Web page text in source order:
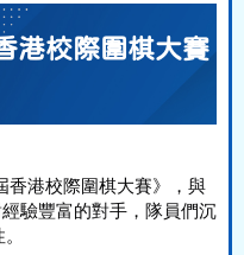
港校際圍棋大賽
香港校際圍棋大賽》，與
驗豐富的對手，隊員們沉